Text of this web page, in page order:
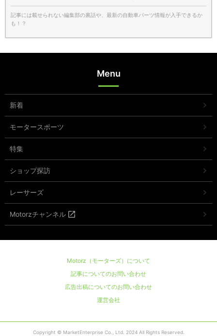
記事には載せられない編集部の裏話や、最新の自動車パーツ情報が入手できるか
も！？
Menu
新着
モータースポーツ
特集
ショップ探訪
レーサーズ
Motorzチャンネル
Motorz（モーターズ）について
記事についてのお問い合わせ
広告出稿についてのお問い合わせ
運営会社
Copyright © MarketEnterprise Co., Ltd. 2024 All Rights Reserved.